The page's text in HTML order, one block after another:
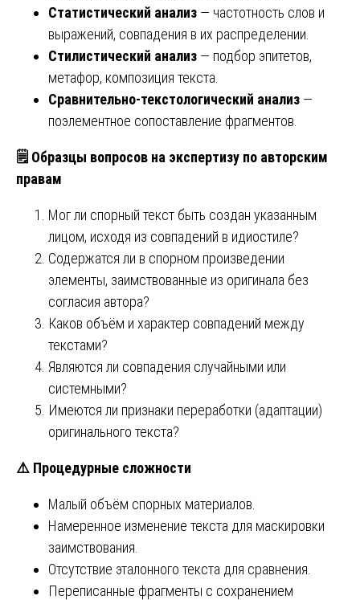
Статистический анализ — частотность слов и
выражений, совпадения в их распределении.
Стилистический анализ — подбор эпитетов,
метафор, композиция текста.
Сравнительно‑текстологический анализ —
поэлементное сопоставление фрагментов.
🗒 Образцы вопросов на экспертизу по авторским
правам
Мог ли спорный текст быть создан указанным
лицом, исходя из совпадений в идиостиле?
Содержатся ли в спорном произведении
элементы, заимствованные из оригинала без
согласия автора?
Каков объём и характер совпадений между
текстами?
Являются ли совпадения случайными или
системными?
Имеются ли признаки переработки (адаптации)
оригинального текста?
⚠️ Процедурные сложности
Малый объём спорных материалов.
Намеренное изменение текста для маскировки
заимствования.
Отсутствие эталонного текста для сравнения.
Переписанные фрагменты с сохранением